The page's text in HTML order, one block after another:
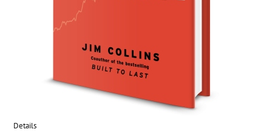
Details